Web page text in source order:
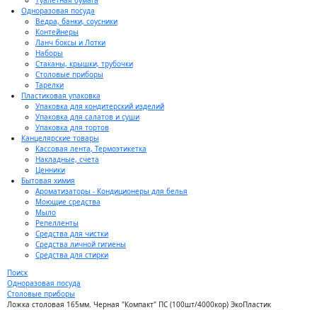
Одноразовая посуда
Ведра, банки, соусники
Контейнеры
Ланч боксы и Лотки
Наборы
Стаканы, крышки, трубочки
Столовые приборы
Тарелки
Пластиковая упаковка
Упаковка для кондитерский изделий
Упаковка для салатов и суши
Упаковка для тортов
Канцелярские товары
Кассовая лента, Термоэтикетка
Накладные, счета
Ценники
Бытовая химия
Ароматизаторы - Кондиционеры для белья
Моющие средства
Мыло
Репелленты
Средства для чистки
Средства личной гигиены
Средства для стирки
Поиск
Одноразовая посуда
Столовые приборы
Ложка столовая 165мм. Черная "Компакт" ПС (100шт/4000кор) ЭкоПластик